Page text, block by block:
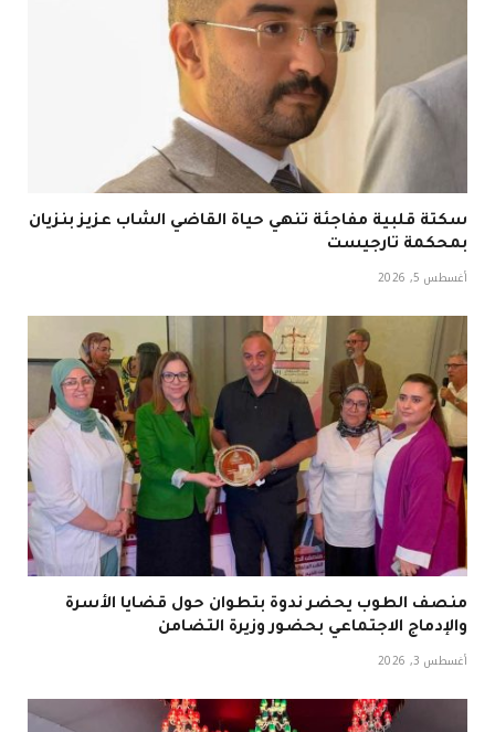
سكتة قلبية مفاجئة تنهي حياة القاضي الشاب عزيز بنزيان
بمحكمة تارجيست
أغسطس 5, 2026
منصف الطوب يحضر ندوة بتطوان حول قضايا الأسرة
والإدماج الاجتماعي بحضور وزيرة التضامن
أغسطس 3, 2026